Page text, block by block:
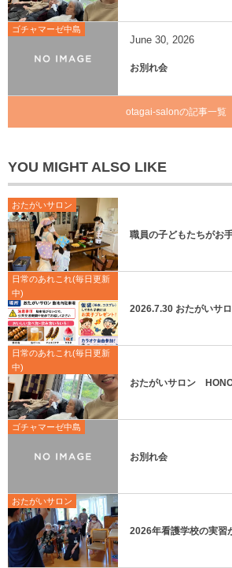
ゴチャマーゼ中島
June 30, 2026
お別れ会
otagai-salonの記事一覧
YOU MIGHT ALSO LIKE
おたがいサロン
職員の子どもたちがお
日常のあれこれ(毎日更新
中)
2026.7.30 おたがいサ
日常のあれこれ(毎日更新
中)
おたがいサロン
ゴチャマーゼ中島
お別れ会
おたがいサロン
2026年看護学校の実習